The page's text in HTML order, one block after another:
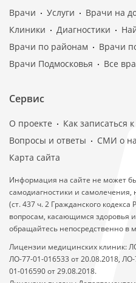
Врачи Услуги Врачи на
Клиники
Диагностики
Врачи по районам
Врачи
Врачи Подмосковья
Все
Сервис
О проекте Как записаться
Вопросы и ответы
СМИ о
Карта сайта
Информация на сайте не может
самодиагностики и самолечения,
(ст. 437 ч. 2 Гражданского
вопросам, касающимся здоровья
обращайтесь непосредственно в
Лицензии медицинских клиник:
ЛО-77-01-016533 от 20.08.2018,
01-016590 от 29.08.2018.